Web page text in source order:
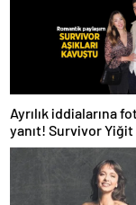
Ayrılık iddialarına
yanıt! Survivor Yiğit
sevgilisinden yeni